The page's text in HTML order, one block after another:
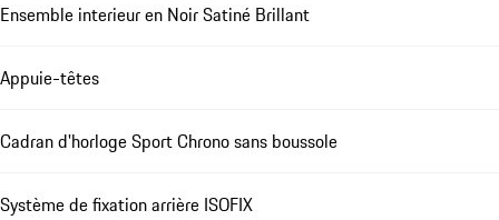
Ensemble interieur en Noir Satiné Brillant
Appuie-têtes
Cadran d'horloge Sport Chrono sans boussole
Système de fixation arrière ISOFIX